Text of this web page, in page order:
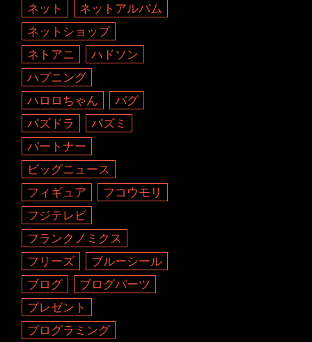
ネット
ネットアルバム
ネットショップ
ネトアニ
ハドソン
ハプニング
ハロロちゃん
バグ
パズドラ
パズミ
パートナー
ビッグニュース
フィギュア
フコウモリ
フジテレビ
フランクノミクス
フリーズ
ブルーシール
ブログ
ブログパーツ
プレゼント
プログラミング